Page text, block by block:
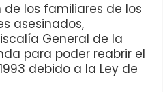
de los familiares de los
asesinados,
General de la
para poder reabrir el
debido a la Ley de